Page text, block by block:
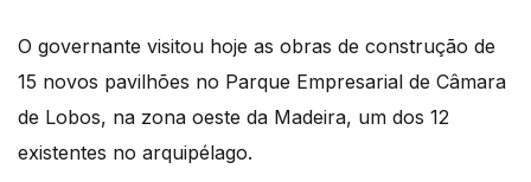
O governante visitou hoje as obras de construção de
15 novos pavilhões no Parque Empresarial de Câmara
de Lobos, na zona oeste da Madeira, um dos 12
existentes no arquipélago.